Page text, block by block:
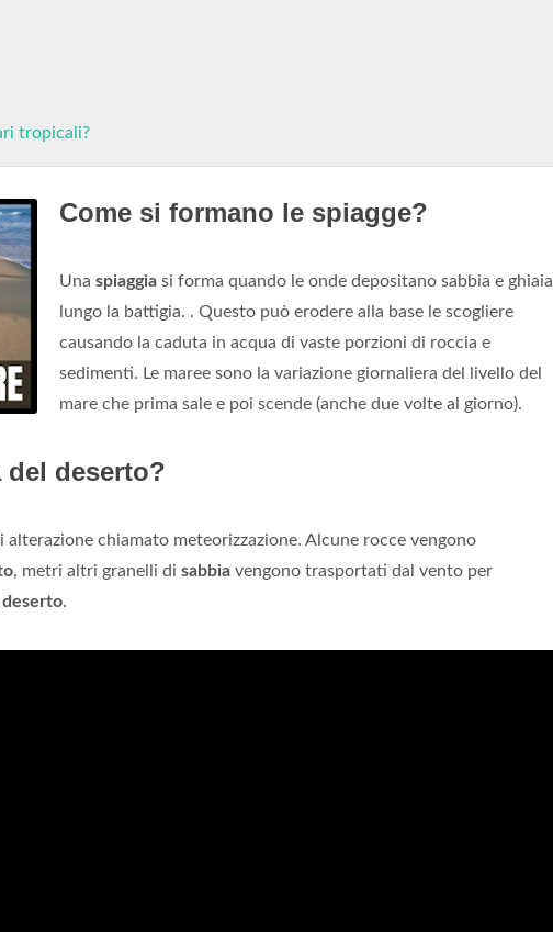
tropicali?
Come si formano le spiagge?
Una spiaggia si forma quando le onde depositano sabbia e ghiaia
lungo la battigia. . Questo può erodere alla base le scogliere
causando la caduta in acqua di vaste porzioni di roccia e
sedimenti. Le maree sono la variazione giornaliera del livello del
mare che prima sale e poi scende (anche due volte al giorno).
del deserto?
chiamato meteorizzazione. Alcune rocce vengono
, metri altri granelli di sabbia vengono trasportati dal vento per
deserto.